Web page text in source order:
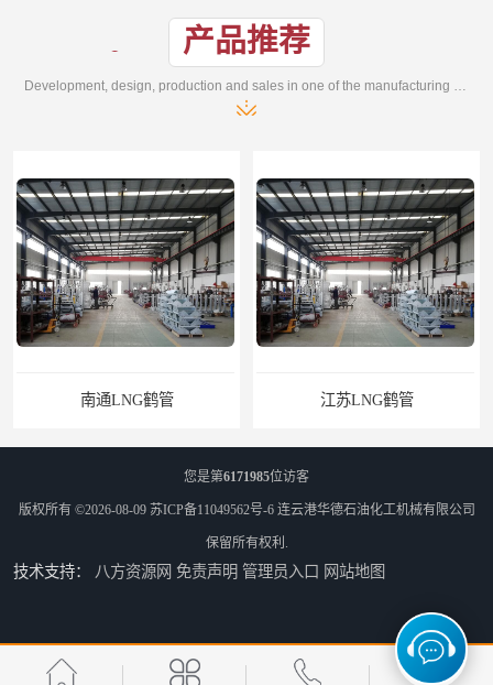
产品推荐
太原船用臂厂家 舟山船用臂厂家
您是第6171985位访客
版权所有 ©2026-08-09 苏ICP备11049562号-6 连云港华德石油化工机械有限公司
保留所有权利.
技术支持： 八方资源网 免责声明 管理员入口 网站地图